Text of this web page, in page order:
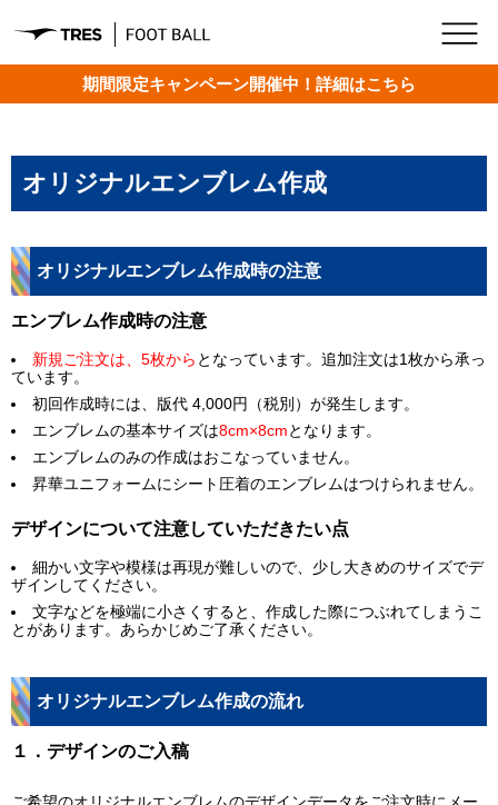
期間限定キャンペーン開催中！詳細はこちら
ガイド»オリジナルエンブレム作成
オリジナルエンブレム作成
オリジナルエンブレム作成時の注意
エンブレム作成時の注意
新規ご注文は、5枚から となっています。追加注文は1枚から承っ
ています。
初回作成時には、版代 4,000円（税別）が発生します。
エンブレムの基本サイズは8cm×8cm となります。
エンブレムのみの作成はおこなっていません。
昇華ユニフォームにシート圧着のエンブレムはつけられません。
デザインについて注意していただきたい点
細かい文字や模様は再現が難しいので、少し大きめのサイズでデ
ザインしてください。
文字などを極端に小さくすると、作成した際につぶれてしまうこ
とがあります。あらかじめご了承ください。
オリジナルエンブレム作成の流れ
１．デザインのご入稿